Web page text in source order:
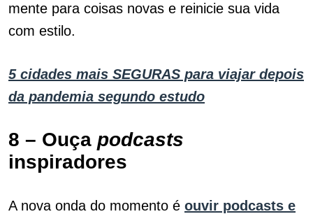
mente para coisas novas e reinicie sua vida
com estilo.
5 cidades mais SEGURAS para viajar depois
da pandemia segundo estudo
8 – Ouça podcasts
inspiradores
A nova onda do momento é ouvir podcasts e